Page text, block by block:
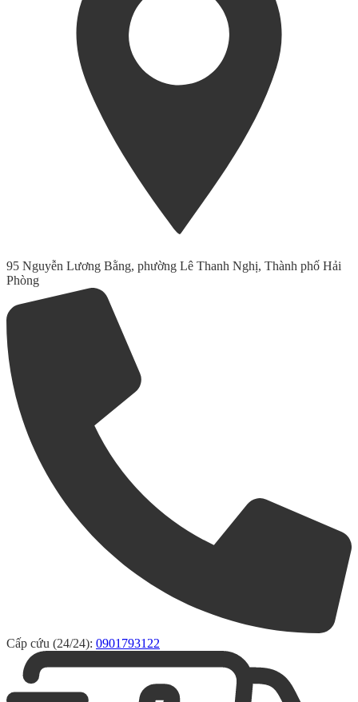
95 Nguyễn Lương Bằng, phường Lê Thanh Nghị, Thành phố Hải
Phòng
Cấp cứu (24/24): 0901793122